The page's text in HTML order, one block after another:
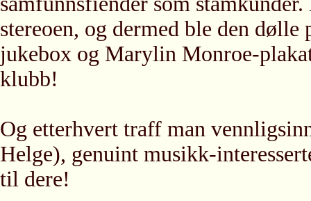
stereoen, og dermed ble den
jukebox og Marylin Monroe-
klubb!
Og etterhvert traff man
Helge), genuint musikk-
til dere!